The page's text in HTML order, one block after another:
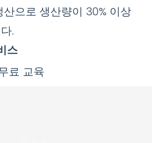
으로 생산량이 30% 이상
.
스
료 교육